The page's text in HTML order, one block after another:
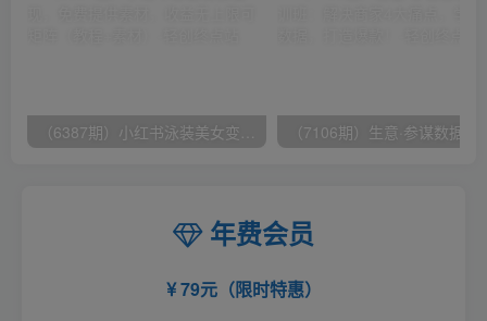
（6387期）小红书泳装美女变现，免费提供素材，收益无上限可矩阵（教程+素材）
年费会员
79元（限时特惠）